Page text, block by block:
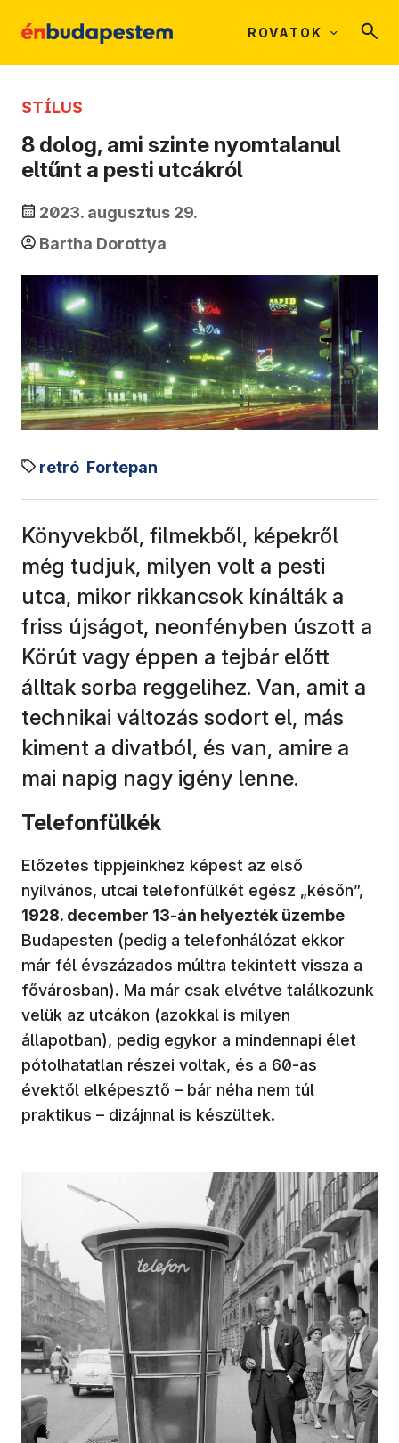
ROVATOK
STÍLUS
8 dolog, ami szinte nyomtalanul
eltűnt a pesti utcákról
2023. augusztus 29.
Bartha Dorottya
retró Fortepan
Könyvekből, filmekből, képekről
még tudjuk, milyen volt a pesti
utca, mikor rikkancsok kínálták a
friss újságot, neonfényben úszott a
Körút vagy éppen a tejbár előtt
álltak sorba reggelihez. Van, amit a
technikai változás sodort el, más
kiment a divatból, és van, amire a
mai napig nagy igény lenne.
Telefonfülkék
Előzetes tippjeinkhez képest az első
nyilvános, utcai telefonfülkét egész „későn”,
1928. december 13-án helyezték üzembe
Budapesten (pedig a telefonhálózat ekkor
már fél évszázados múltra tekintett vissza a
fővárosban). Ma már csak elvétve találkozunk
velük az utcákon (azokkal is milyen
állapotban), pedig egykor a mindennapi élet
pótolhatatlan részei voltak, és a 60-as
évektől elképesztő – bár néha nem túl
praktikus – dizájnnal is készültek.